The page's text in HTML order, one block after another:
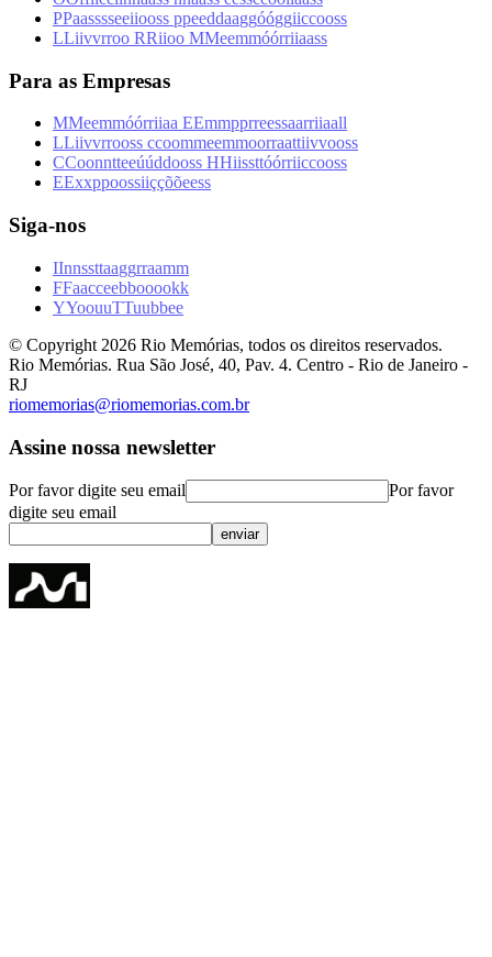
PPaasssseeiiooss ppeeddaaggóóggiiccooss
LLiivvrroo RRiioo MMeemmóórriiaass
Para as Empresas
MMeemmóórriiaa EEmmpprreessaarriiaall
LLiivvrrooss ccoommeemmoorraattiivvooss
CCoonntteeúúddooss HHiissttóórriiccooss
EExxppoossiiççõõeess
Siga-nos
IInnssttaaggrraamm
FFaacceebbooookk
YYoouuTTuubbee
© Copyright 2026 Rio Memórias, todos os direitos reservados.
Rio Memórias. Rua São José, 40, Pav. 4. Centro - Rio de Janeiro -
RJ
riomemorias@riomemorias.com.br
Assine nossa newsletter
Por favor digite seu email
Por favor
digite seu email
enviar